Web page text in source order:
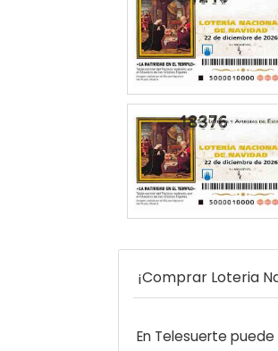
¡Comprar Loteria
En Telesuerte